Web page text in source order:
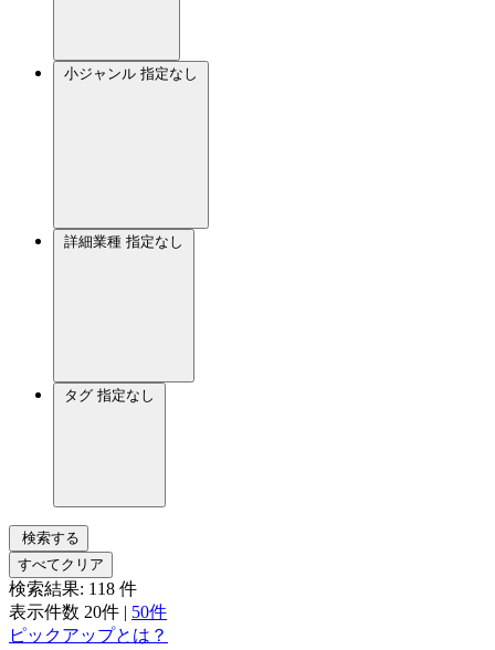
小ジャンル 指定なし
詳細業種 指定なし
タグ 指定なし
検索する
すべてクリア
検索結果: 118 件
表示件数 20件 | 50件
ピックアップとは？